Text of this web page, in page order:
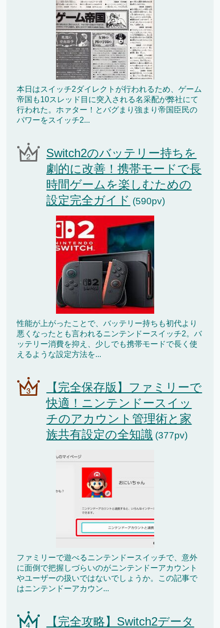
本日はスイッチ2ダイレクトが行われるため、ゲーム
帝国も10スレッド目に突入される名采配が弊社にて
行われた。ホァター！とバグまり強まり帝国臣民の
パワーをスイッチ2...
Switch2のバッテリー持ちを
劇的に改善！携帯モードで長
時間ゲームを楽しむための
設定完全ガイド (590pv)
性能が上がったことで、バッテリー持ちも初代より
悪くなったとも言われるニンテンドースイッチ2。バ
ッテリー消費を抑え、少しでも携帯モードで長く使
えるような設定方法を...
【完全保存版】ファミリーで
快適！ニンテンドースイッ
チのアカウント管理術と家
族共有設定の全知識 (377pv)
ファミリーで遊べるニンテンドースイッチで、意外
に面倒で把握しづらいのがニンテンドーアカウント
やユーザーの扱いではないでしょうか。この記事で
はニンテンドーアカウン...
【完全攻略】Switch2データ